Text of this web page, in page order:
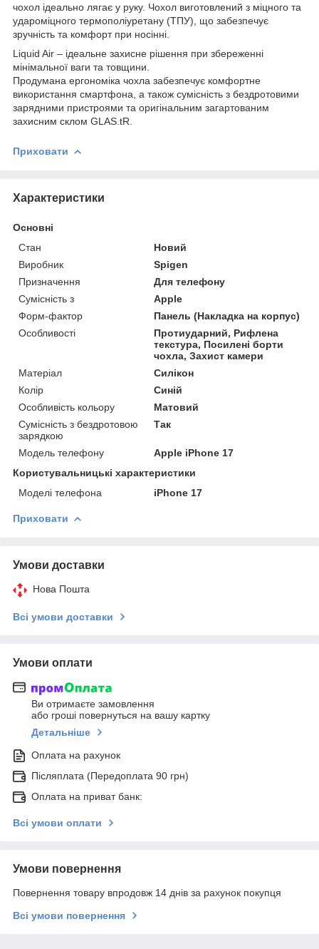
чохол ідеально лягає у руку. Чохол виготовлений з міцного та
удароміцного термополіуретану (ТПУ), що забезпечує
зручність та комфорт при носінні.
Liquid Air – ідеальне захисне рішення при збереженні
мінімальної ваги та товщини.
Продумана ергономіка чохла забезпечує комфортне
використання смартфона, а також сумісність з бездротовими
зарядними пристроями та оригінальним загартованим
захисним склом GLAS.tR.
Приховати
Характеристики
Основні
Стан
Новий
Виробник
Spigen
Призначення
Для телефону
Сумісність з
Apple
Форм-фактор
Панель (Накладка на корпус)
Особливості
Протиударний, Рифлена
текстура, Посилені борти
чохла, Захист камери
Матеріал
Силікон
Колір
Синій
Особливість кольору
Матовий
Сумісність з бездротовою
зарядкою
Так
Модель телефону
Apple iPhone 17
Користувальницькі характеристики
Моделі телефона
iPhone 17
Приховати
Умови доставки
Нова Пошта
Всі умови доставки
Умови оплати
Ви отримаєте замовлення
або гроші повернуться на вашу картку
Детальніше
Оплата на рахунок
Післяплата (Передоплата 90 грн)
Оплата на приват банк:
Всі умови оплати
Умови повернення
Повернення товару впродовж 14 днів за рахунок покупця
Всі умови повернення